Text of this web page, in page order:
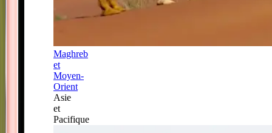
Maghreb
et
Moyen-
Orient
Asie
et
Pacifique